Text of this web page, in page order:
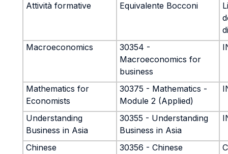
Attività formative
Equivalente Bocconi
Macroeconomics
30354 -
Macroeconomics for
business
Mathematics for
Economists
30375 - Mathematics -
Module 2 (Applied)
Understanding
Business in Asia
30355 - Understanding
Business in Asia
Chinese
30356 - Chinese